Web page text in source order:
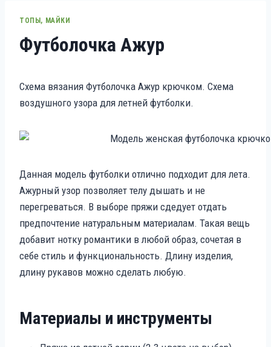
ТОПЫ, МАЙКИ
Футболочка Ажур
Схема вязания Футболочка Ажур крючком. Схема
воздушного узора для летней футболки.
Данная модель футболки отлично подходит для лета.
Ажурный узор позволяет телу дышать и не
перегреваться. В выборе пряжи сдедует отдать
предпочтение натуральным материалам. Такая вещь
добавит нотку романтики в любой образ, сочетая в
себе стиль и функциональность. Длину изделия,
длину рукавов можно сделать любую.
Материалы и инструменты